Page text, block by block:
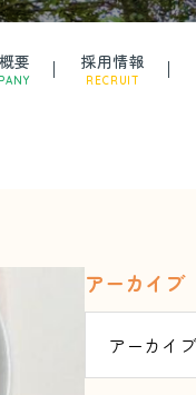
要 採用情報
RECRUIT
アーカイブ